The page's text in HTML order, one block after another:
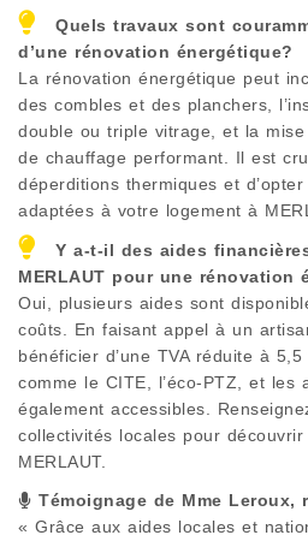
Quels travaux sont
d’une rénovation énergétique?
La rénovation énergétique peut
des combles et des planchers,
double ou triple vitrage, et la mise
de chauffage performant. Il est
déperditions thermiques et
adaptées à votre logement à
Y a-t-il des aides
MERLAUT pour une rénovation
Oui, plusieurs aides sont
coûts. En faisant appel à un
bénéficier d’une TVA réduite à
comme le CITE, l’éco-PTZ, et les
également accessibles.
collectivités locales pour
MERLAUT.
Témoignage de Mme Leroux,
« Grâce aux aides locales et